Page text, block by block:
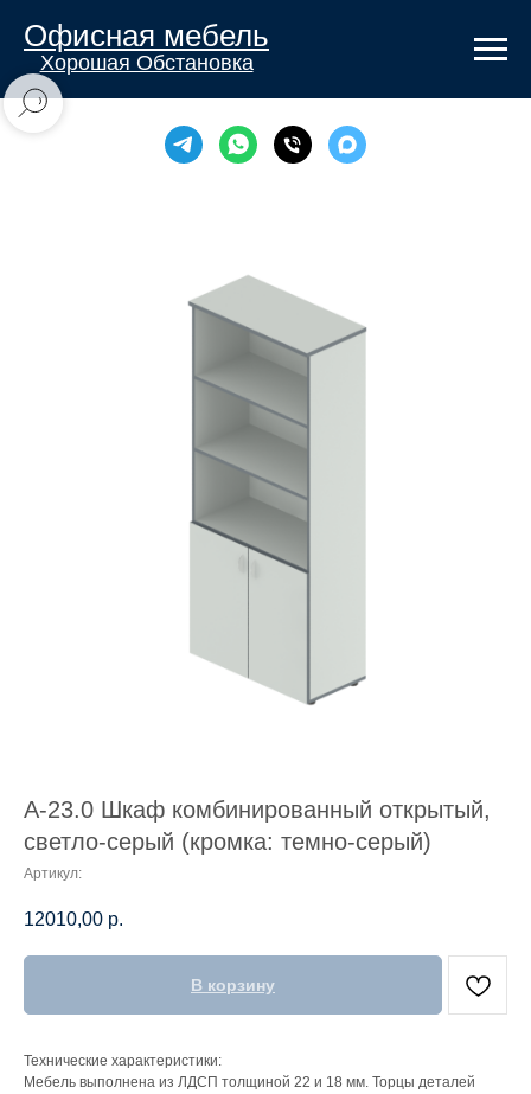
Офисная мебель
Хорошая Обстановка
А-23.0 Шкаф комбинированный открытый,
светло-серый (кромка: темно-серый)
Артикул:
12010,00 р.
В корзину
Технические характеристики:
Мебель выполнена из ЛДСП толщиной 22 и 18 мм. Торцы деталей